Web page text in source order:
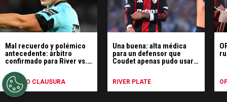
Mal recuerdo y polémico
antecedente: árbitro
confirmado para River vs.
TORNEO CLAUSURA
Una buena: alta médica
para un defensor que
Coudet apenas pudo usar
RIVER PLATE